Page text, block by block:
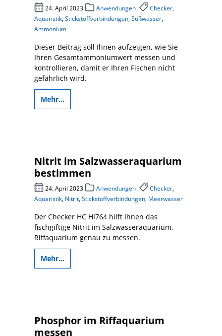
24. April 2023 Anwendungen Checker,
Aquaristik,Stickstoffverbindungen,Süßwasser,
Ammonium
Dieser Beitrag soll Ihnen aufzeigen, wie Sie
Ihren Gesamtammoniumwert messen und
kontrollieren, damit er Ihren Fischen nicht
gefährlich wird.
Mehr...
Nitrit im Salzwasseraquarium
bestimmen
24. April 2023 Anwendungen Checker,
Aquaristik, Nitrit,Stickstoffverbindungen, Meerwasser
Der Checker HC HI764 hilft Ihnen das
fischgiftige Nitrit im Salzwasseraquarium,
Riffaquarium genau zu messen.
Mehr...
Phosphor im Riffaquarium
messen